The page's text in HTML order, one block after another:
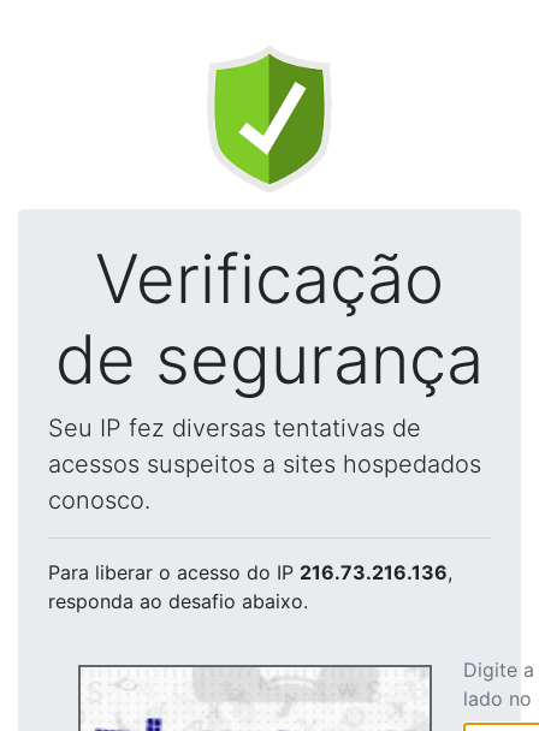
Verificação
de segurança
Seu IP fez diversas tentativas de
acessos suspeitos a sites hospedados
conosco.
Para liberar o acesso do IP 216.73.216.136,
responda ao desafio abaixo.
Digite
lado no